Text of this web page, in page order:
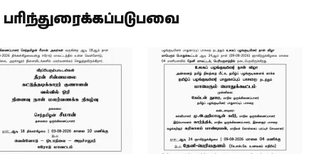
பரிந்துரைக்கப்படுபவை